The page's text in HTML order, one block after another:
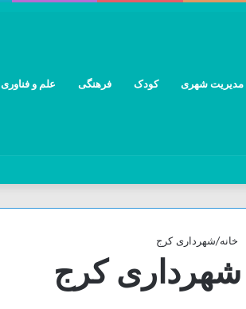
علم و فناوری فرهنگی کودک مدیریت شهری
خانه/شهرداری کرج
شهرداری کرج